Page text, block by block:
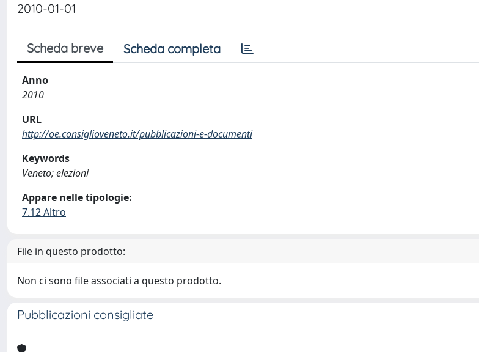
2010-01-01
Scheda breve Scheda completa
Anno
2010
URL
http://oe.consiglioveneto.it/pubblicazioni-e-documenti
Keywords
Veneto; elezioni
Appare nelle tipologie:
7.12 Altro
File in questo prodotto:
Non ci sono file associati a questo prodotto.
Pubblicazioni consigliate